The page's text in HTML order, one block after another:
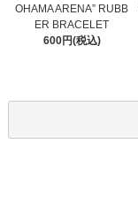
OHAMA ARENA” RUBB
ER BRACELET
600円(税込)